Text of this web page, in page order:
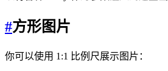
#方形图片
你可以使用 1:1 比例尺展示图片：